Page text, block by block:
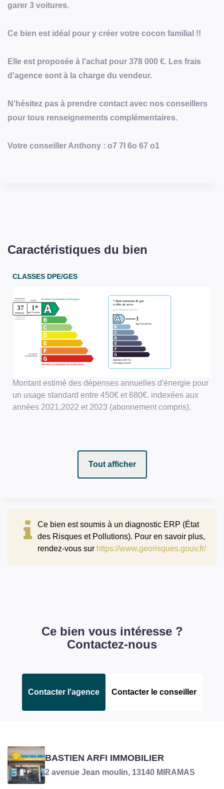
garer 3 voitures.
Ce bien est idéal pour y créer votre cocon familial !!
Elle est proposée à l'achat pour 378 000 €. Les frais
d'agence sont à la charge du vendeur.
N'hésitez pas à prendre contact avec nos conseillers
pour tous renseignements complémentaires.
Votre conseiller Anthony : o7 7I 6o 67 o1
Caractéristiques du bien
CLASSES DPE/GES
Montant estimé des dépenses annuelles d'énergie pour
un usage standard entre 450€ et 680€. indexées aux
années 2021,2022 et 2023 (abonnement compris).
Tout afficher
Ce bien est soumis à un diagnostic ERP (État
des Risques et Pollutions). Pour en savoir plus,
rendez-vous sur https://www.georisques.gouv.fr/
Ce bien vous intéresse ?
Contactez-nous
Contacter l'agence Contacter le conseiller
GONALONS ANTHONY
Négociateur en charge du bien
BASTIEN ARFI IMMOBILIER
2 avenue Jean moulin, 13140 MIRAMAS